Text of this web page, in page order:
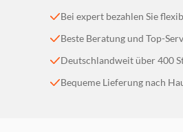
Bei expert bezahlen Sie
Beste Beratung und Top-
Deutschlandweit über 400
Bequeme Lieferung nach